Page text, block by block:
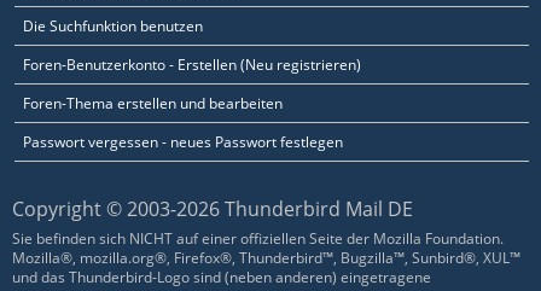
Die Suchfunktion benutzen
Foren-Benutzerkonto - Erstellen (Neu registrieren)
Foren-Thema erstellen und bearbeiten
Passwort vergessen - neues Passwort festlegen
Copyright © 2003-2026 Thunderbird Mail DE
Sie befinden sich NICHT auf einer offiziellen Seite der Mozilla Foundation.
Mozilla®, mozilla.org®, Firefox®, Thunderbird™, Bugzilla™, Sunbird®, XUL™
und das Thunderbird-Logo sind (neben anderen) eingetragene